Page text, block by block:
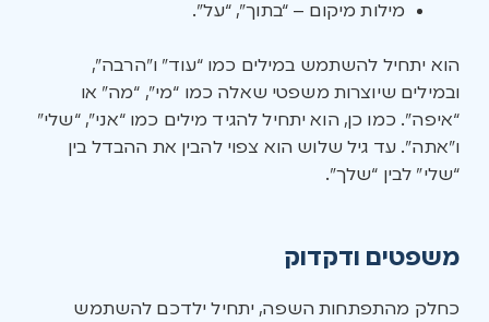
מילות מיקום – “בתוך”, “על”.
הוא יתחיל להשתמש במילים כמו “עוד” ו”הרבה”,
ובמילים שיוצרות משפטי שאלה כמו “מי”, “מה” או
“איפה”. כמו כן, הוא יתחיל להגיד מילים כמו “אני”, “שלי”
ו”אתה”. עד גיל שלוש הוא צפוי להבין את ההבדל בין
“שלי” לבין “שלך”.
משפטים ודקדוק
כחלק מהתפתחות השפה, יתחיל ילדכם להשתמש